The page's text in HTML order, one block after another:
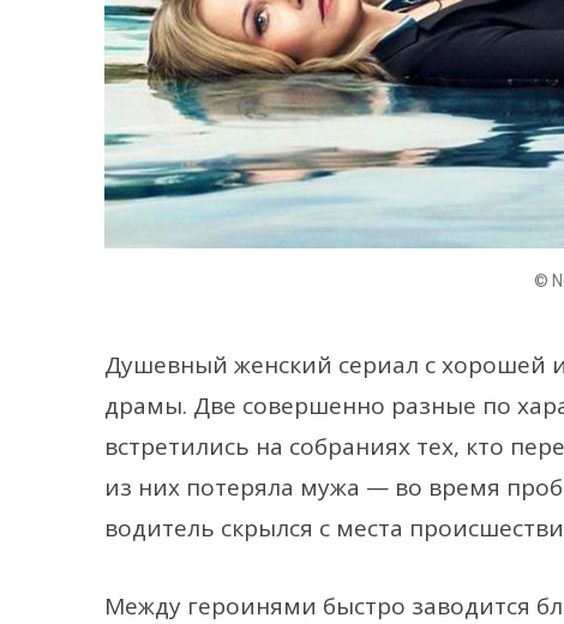
©
Душевный женский сериал с хорошей
драмы. Две совершенно разные по
встретились на собраниях тех, кто
из них потеряла мужа — во время
водитель скрылся с места
Между героинями быстро заводится